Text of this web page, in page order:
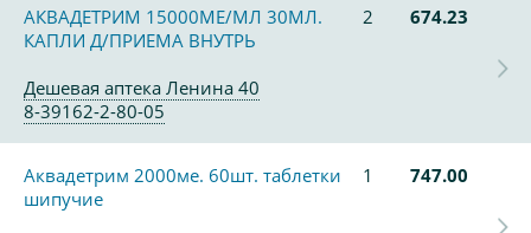
АКВАДЕТРИМ 15000МЕ/МЛ 30МЛ.
КАПЛИ Д/ПРИЕМА ВНУТРЬ
2 674.23
Дешевая аптека Ленина 40
8-39162-2-80-05
Аквадетрим 2000ме. 60шт. таблетки
шипучие
1 747.00